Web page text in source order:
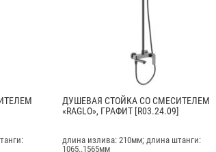
ДУШЕВАЯ СТОЙКА СО СМЕСИТЕЛЕМ
«RAGLO», ГРАФИТ [R03.24.09]
длина излива: 210мм; длина штанги:
1065..1565мм